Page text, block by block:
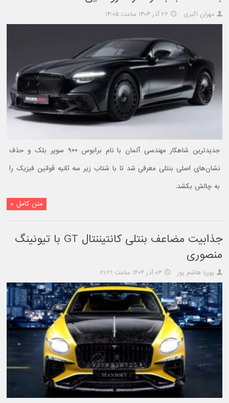
مهران اکبری ۲۲ آذر ۱۴۰۴ ساعت ۱۴:۰۵
جدیدترین شاهکار مهندسی آلمان با نام برابوس ۹۰۰ سوپر بلک و حذف
نشان‌های اصلی بنتلی معرفی شد تا با شتاب زیر سه ثانیه قوانین فیزیک را
به چالش بکشد.
متن کامل »
جذابیت مضاعف بنتلی کانتیننتال GT با تیونینگ
منصوری
پوریا هاشم پور ۰۳ آذر ۱۴۰۴ ساعت ۲۱:۲۱